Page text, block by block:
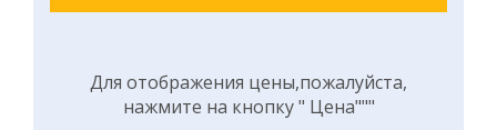
Для отображения цены,пожалуйста,
нажмите на кнопку " Цена"""